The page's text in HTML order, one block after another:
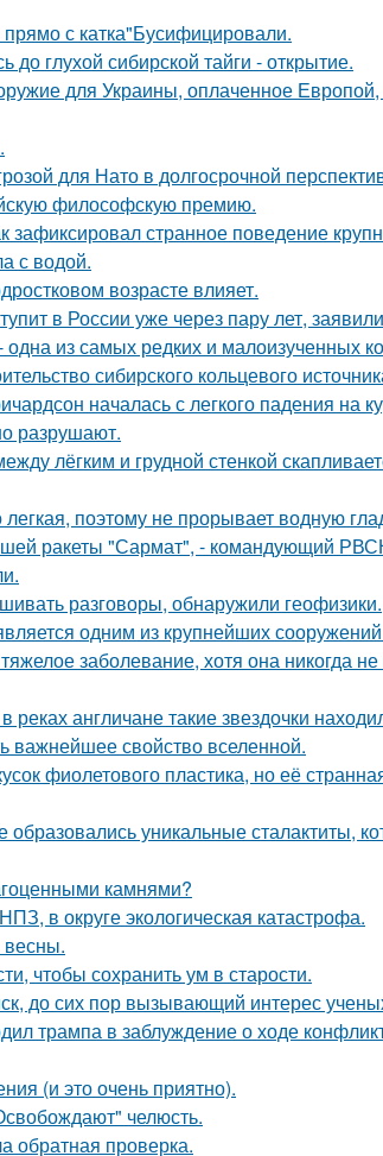
с катка"Бусифицировали.
до глухой сибирской тайги - открытие.
для Украины, оплаченное
для Нато в долгосрочной
философскую премию.
зафиксировал странное поведение
с водой.
возрасте влияет.
в России уже через пару лет,
одна из самых редких и малоизученных
сибирского кольцевого
началась с легкого падения на
разрушают.
лёгким и грудной стенкой
поэтому не прорывает водную
ракеты "Сармат", - командующий
разговоры, обнаружили геофизики.
одним из крупнейших
заболевание, хотя она никогда
англичане такие звездочки
важнейшее свойство вселенной.
фиолетового пластика, но её
образовались уникальные сталактиты,
камнями?
в округе экологическая катастрофа.
весны.
чтобы сохранить ум в старости.
до сих пор вызывающий интерес
трампа в заблуждение о ходе
(и это очень приятно).
челюсть.
обратная проверка.